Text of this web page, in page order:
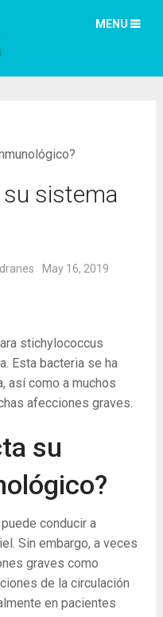
MENU
su sistema
May 16, 2019
stichylococcus
Esta bacteria se ha
así como a muchos
afecciones graves.
su
conducir a
Sin embargo, a veces
graves como
de la circulación
en pacientes